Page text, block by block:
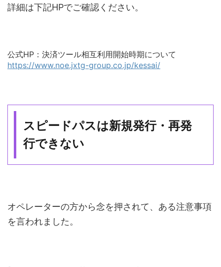
詳細は下記HPでご確認ください。
公式HP：決済ツール相互利用開始時期について
https://www.noe.jxtg-group.co.jp/kessai/
スピードパスは新規発行・再発
行できない
オペレーターの方から念を押されて、ある注意事項
を言われました。